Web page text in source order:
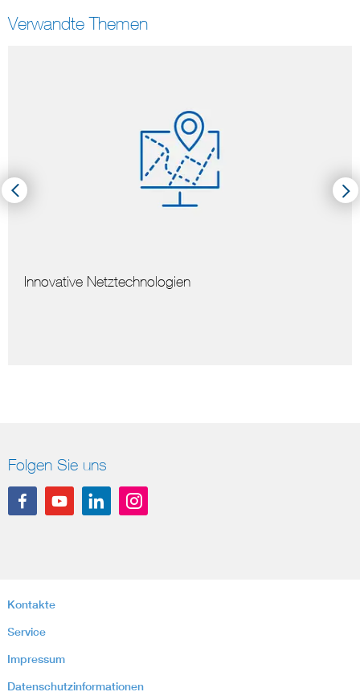
Verwandte Themen
Innovative Netztechnologien
Folgen Sie uns
Kontakte
Service
Impressum
Datenschutzinformationen